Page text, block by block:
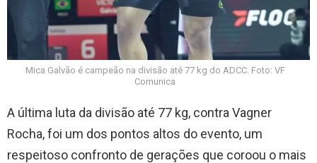
Mica Galvão é campeão na divisão até 77 kg do ADCC. Foto: VF
Comunica
A última luta da divisão até 77 kg, contra Vagner
Rocha, foi um dos pontos altos do evento, um
respeitoso confronto de gerações que coroou o mais